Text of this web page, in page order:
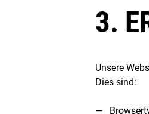
3.
Unsere
Dies sind: